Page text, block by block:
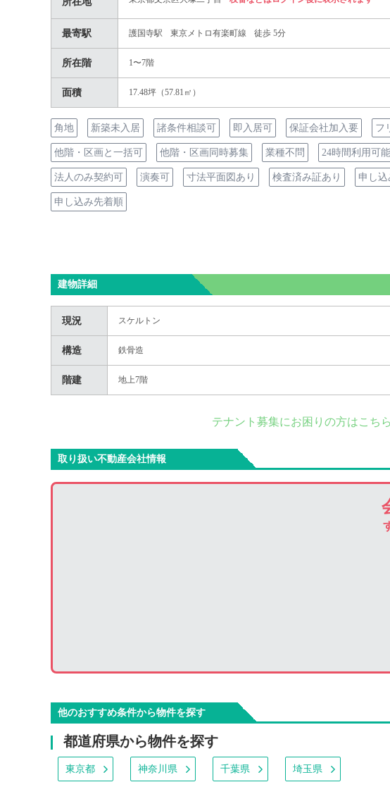
最寄駅 護国寺駅 東京メトロ有楽町線 徒歩 5分
所在階 1〜7階
面積 17.48坪（57.81㎡）
角地 新築未入居 諸条件相談可 即入居可 保証会社加入要 フ
他階・区画と一括可 他階・区画同時募集 業種不問 24時間利用可能
法人のみ契約可 演奏可 寸法平面図あり 検査済み証あり 申し
申し込み先着順
建物詳細
現況 スケルトン
構造 鉄骨造
階建 地上7階
テナント募集にお困りの方はこちら
取り扱い不動産会社情報
他のおすすめ条件から物件を探す
都道府県から物件を探す
東京都 神奈川県 千葉県 埼玉県